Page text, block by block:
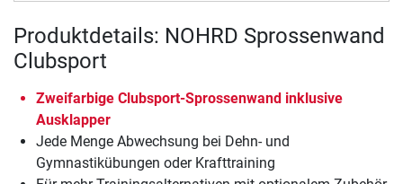
Produktdetails: NOHRD Sprossenwand
Clubsport
Zweifarbige Clubsport-Sprossenwand inklusive
Ausklapper
Jede Menge Abwechsung bei Dehn- und
Gymnastikübungen oder Krafttraining